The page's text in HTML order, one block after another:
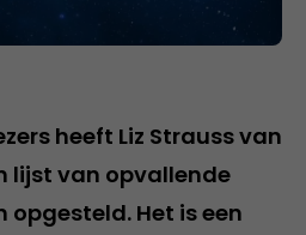
heeft Liz Strauss van
lijst van opvallende
opgesteld. Het is een